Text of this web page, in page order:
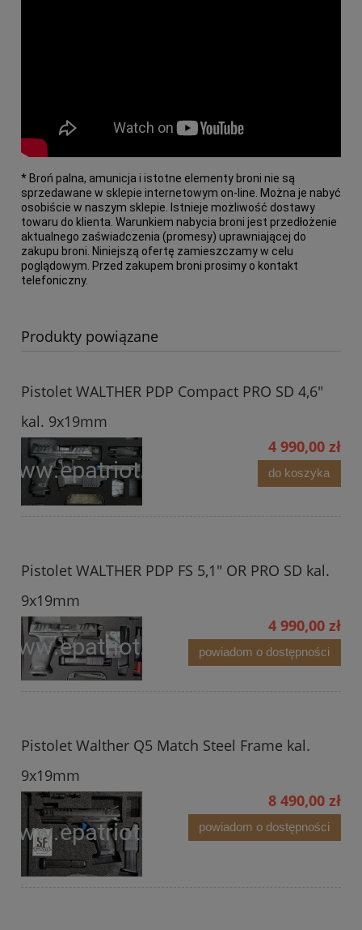
* Broń palna, amunicja i istotne elementy broni nie są
sprzedawane w sklepie internetowym on-line. Można je nabyć
osobiście w naszym sklepie. Istnieje możliwość dostawy
towaru do klienta. Warunkiem nabycia broni jest przedłożenie
aktualnego zaświadczenia (promesy) uprawniającej do
zakupu broni. Niniejszą ofertę zamieszczamy w celu
poglądowym. Przed zakupem broni prosimy o kontakt
telefoniczny.
Produkty powiązane
Pistolet WALTHER PDP Compact PRO SD 4,6"
kal. 9x19mm
4 990,00 zł
do koszyka
Pistolet WALTHER PDP FS 5,1" OR PRO SD kal.
9x19mm
4 990,00 zł
powiadom o dostępności
Pistolet Walther Q5 Match Steel Frame kal.
9x19mm
8 490,00 zł
powiadom o dostępności